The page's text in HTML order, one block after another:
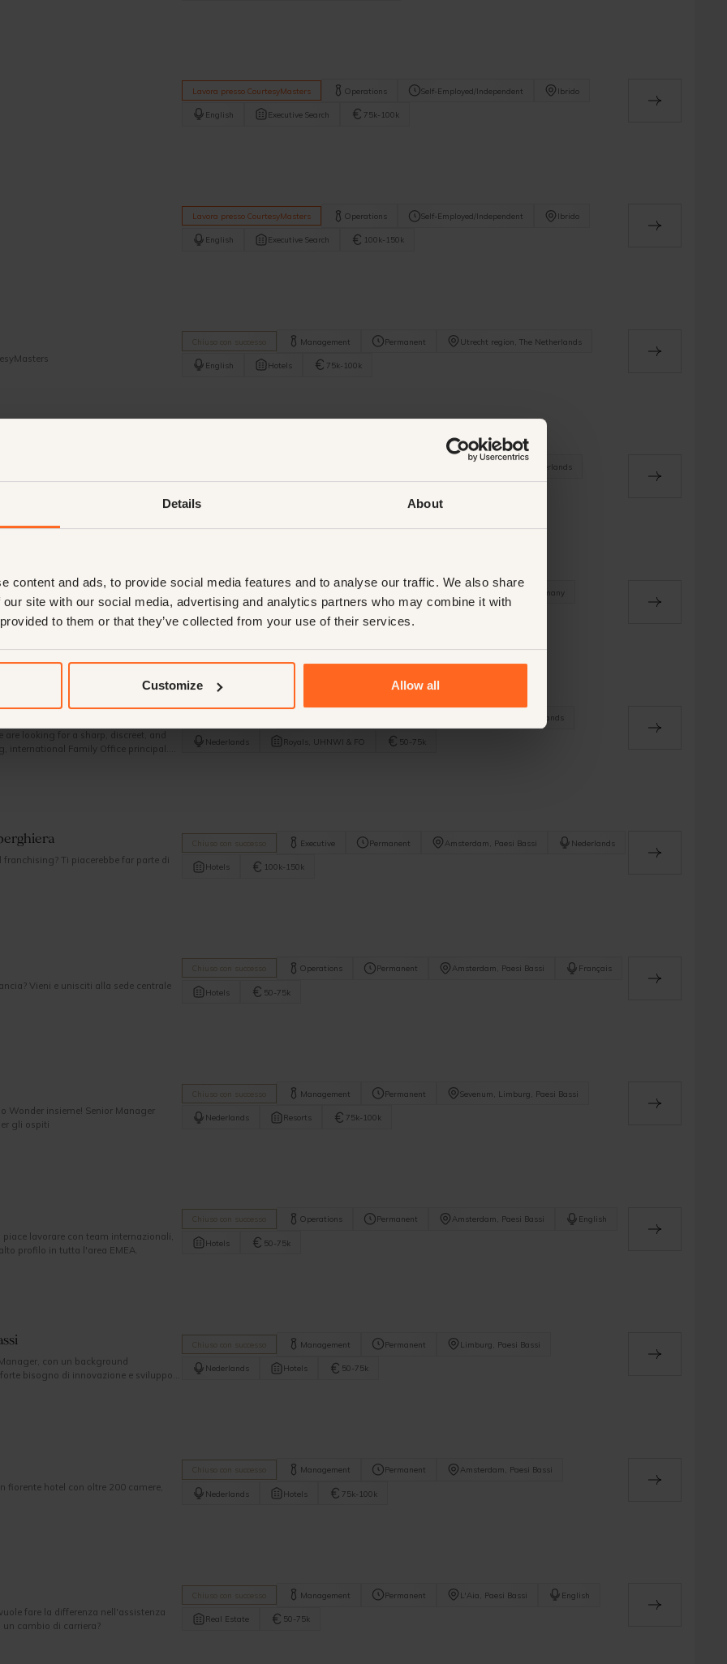
Details About
content and ads, to provide social media features and to analyse our traffic. We also share
site with our social media, advertising and analytics partners who may combine it with
to them or that they’ve collected from your use of their services.
Customize Allow all
Lavora presso CourtesyMasters Operations Self-Employed/Independent Ibrido
English Executive Search 75k-100k
Lavora presso CourtesyMasters Operations Self-Employed/Independent Ibrido
English Executive Search 100k-150k
Chiuso con successo Management Permanent Utrecht region, The Netherlands
English Hotels 75k-100k
is a role where you can shape your
meets action. You lead your team of
Partially remote and partially at the
of truly adding value. This, not just
Amsterdam, The Netherlands
natural setting? Here is your chance
Laacher See, Eifel, Germany
Nederlands 50-75k
are looking for a sharp, discreet, and
international Family Office principal.
Amsterdam, The Netherlands
Nederlands Royals, UHNWI & FO 50-75k
Ti piacerebbe far parte di
Chiuso con successo Executive Permanent Amsterdam, Paesi Bassi Nederlands
Hotels 100k-150k
Vieni e unisciti alla sede centrale
Chiuso con successo Operations Permanent Amsterdam, Paesi Bassi Français
Hotels 50-75k
Wonder insieme! Senior Manager
gli ospiti
Chiuso con successo Management Permanent Sevenum, Limburg, Paesi Bassi
Nederlands Resorts 75k-100k
lavorare con team internazionali,
profilo in tutta l'area EMEA.
Chiuso con successo Operations Permanent Amsterdam, Paesi Bassi English
Hotels 50-75k
con un background
bisogno di innovazione e sviluppo?
Chiuso con successo Management Permanent Limburg, Paesi Bassi
Nederlands Hotels 50-75k
fiorente hotel con oltre 200 camere,
Chiuso con successo Management Permanent Amsterdam, Paesi Bassi
Nederlands Hotels 75k-100k
fare la differenza nell'assistenza
cambio di carriera?
Chiuso con successo Management Permanent L'Aia, Paesi Bassi English
Real Estate 50-75k